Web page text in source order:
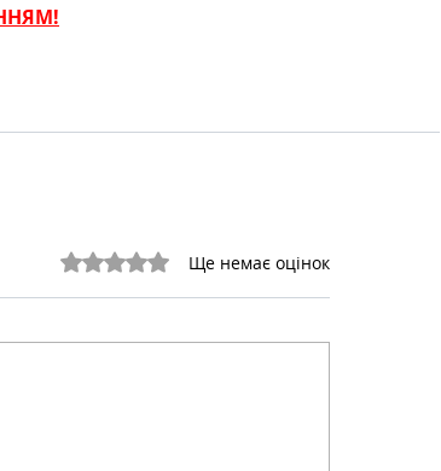
Оцінка: 0 з 5 зірок.Ще немає оцінок